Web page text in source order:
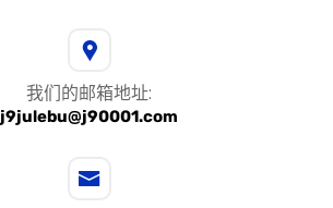
我们的邮箱地址:
j9julebu@j90001.com